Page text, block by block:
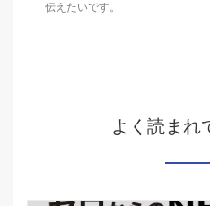
伝えたいです。
よく読まれ